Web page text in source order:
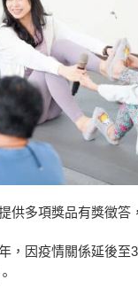
供多項獎品有獎徵答
，因疫情關係延後至